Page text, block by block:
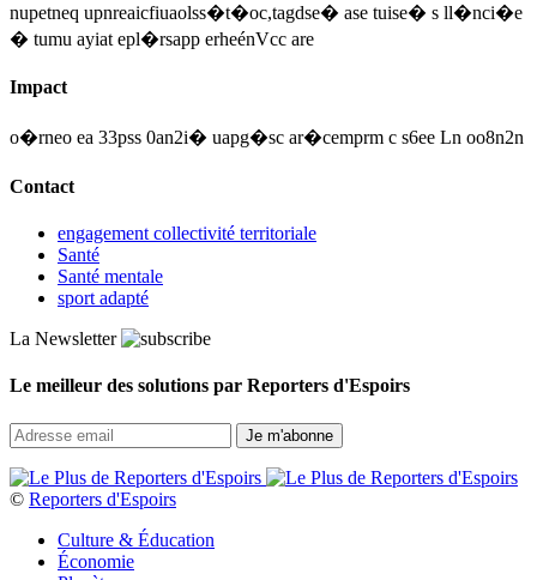
nupetneq upnreaicfiuaolss�t�oc,tagdse� ase tuise� s ll�nci�e
� tumu ayiat epl�rsapp erheénVcc are
Impact
o�rneo ea 33pss 0an2i� uapg�sc ar�cemprm c s6ee Ln oo8n2n
Contact
engagement collectivité territoriale
Santé
Santé mentale
sport adapté
La Newsletter
Le meilleur des solutions par Reporters d'Espoirs
© Reporters d'Espoirs
Culture & Éducation
Économie